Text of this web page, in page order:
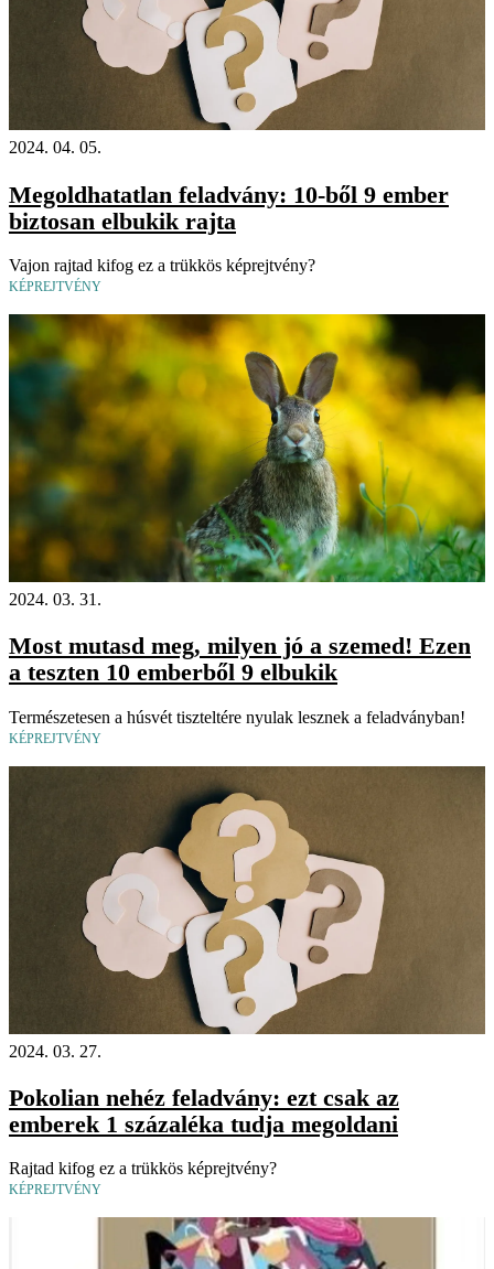
2024. 04. 05.
Megoldhatatlan feladvány: 10-ből 9 ember
biztosan elbukik rajta
Vajon rajtad kifog ez a trükkös képrejtvény?
KÉPREJTVÉNY
2024. 03. 31.
Most mutasd meg, milyen jó a szemed! Ezen
a teszten 10 emberből 9 elbukik
Természetesen a húsvét tiszteltére nyulak lesznek a feladványban!
KÉPREJTVÉNY
2024. 03. 27.
Pokolian nehéz feladvány: ezt csak az
emberek 1 százaléka tudja megoldani
Rajtad kifog ez a trükkös képrejtvény?
KÉPREJTVÉNY